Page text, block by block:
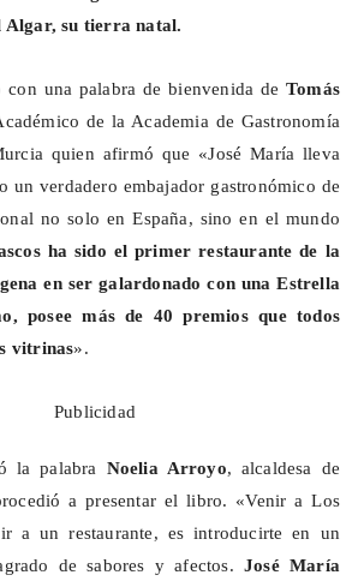
Algar, su tierra natal.
con una palabra de bienvenida de Tomás
de la Academia de Gastronomía
quien afirmó que «José María lleva
un verdadero embajador gastronómico de
no solo en España, sino en el mundo
ha sido el primer restaurante de la
en ser galardonado con una Estrella
posee más de 40 premios que todos
vitrinas».
Publicidad
la palabra Noelia Arroyo, alcaldesa de
a presentar el libro. «Venir a Los
a un restaurante, es introducirte en un
de sabores y afectos.José María